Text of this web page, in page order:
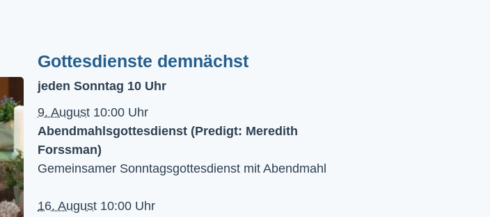
Gottesdienste demnächst
jeden Sonntag 10 Uhr
9. August 10:00 Uhr
Abendmahlsgottesdienst (Predigt: Meredith
Forssman)
Gemeinsamer Sonntagsgottesdienst mit Abendmahl
16. August 10:00 Uhr